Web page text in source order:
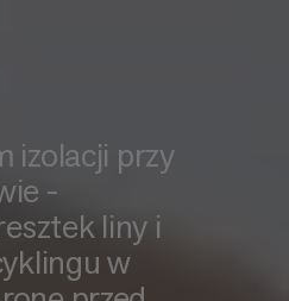
izolacji przy
-
liny i
w